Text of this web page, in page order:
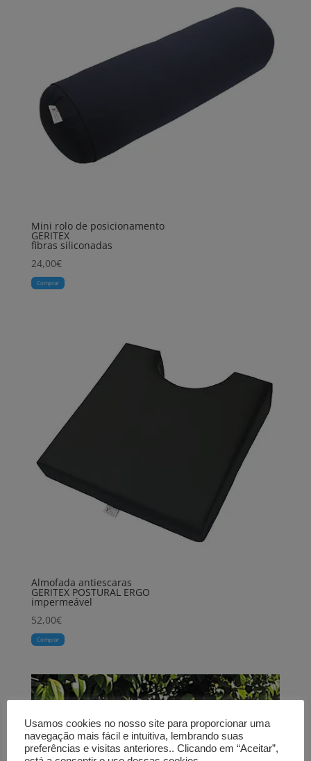
Mini rolo de posicionamento
GERITEX
fibras siliconadas
24,00€
Comprar
Almofada antiescaras
GERITEX POSTURAL ERGO
impermeável
52,00€
Comprar
Usamos cookies no nosso site para proporcionar uma
navegação mais fácil e intuitiva, lembrando suas
preferências e visitas anteriores.. Clicando em “Aceitar”,